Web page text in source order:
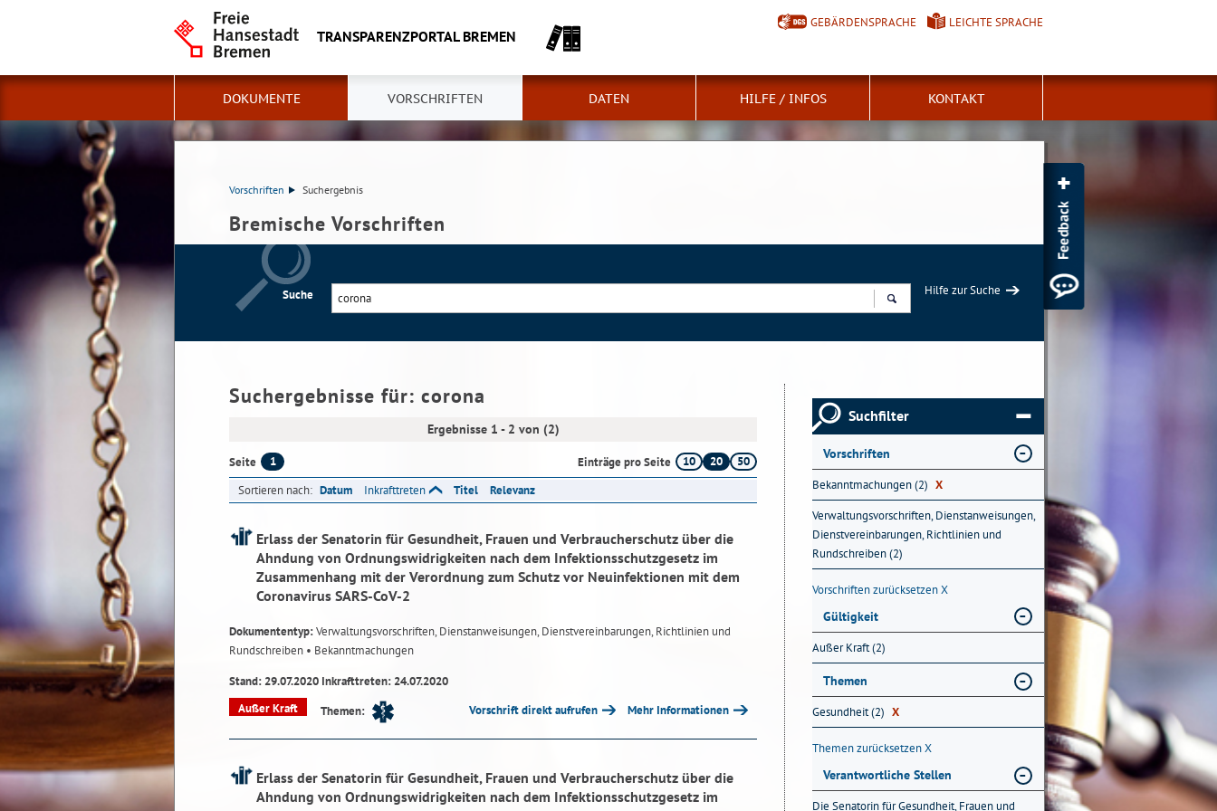
TRANSPARENZPORTAL BREMEN
GEBÄRDENSPRACHE LEICHTE SPRACHE
DOKUMENTE VORSCHRIFTEN DATEN HILFE / INFOS KONTAKT
Vorschriften Suchergebnis
Bremische Vorschriften
Suche
Hilfe zur Suche
Suchergebnisse für: corona
Ergebnisse 1 - 2 von (2)
Seite 1 Einträge pro Seite 10 20
50
Sortieren nach: Datum Inkrafttreten Titel Relevanz
Erlass der Senatorin für Gesundheit, Frauen und Verbraucherschutz über die
Ahndung von Ordnungswidrigkeiten nach dem Infektionsschutzgesetz im
Zusammenhang mit der Verordnung zum Schutz vor Neuinfektionen mit dem
Coronavirus SARS-CoV-2
Dokumententyp:Verwaltungsvorschriften, Dienstanweisungen, Dienstvereinbarungen, Richtlinien und
Rundschreiben • Bekanntmachungen
Stand: 29.07.2020 Inkrafttreten: 24.07.2020
Außer Kraft
Themen: Vorschrift direkt aufrufen Mehr Informationen
Erlass der Senatorin für Gesundheit, Frauen und Verbraucherschutz über die
Ahndung von Ordnungswidrigkeiten nach dem Infektionsschutzgesetz im
Suchfilter
Vorschriften
Bekanntmachungen (2) X
Verwaltungsvorschriften, Dienstanweisungen,
Dienstvereinbarungen, Richtlinien und
Rundschreiben (2)
Vorschriften zurücksetzenX
Gültigkeit
Außer Kraft (2)
Themen
Gesundheit (2) X
Themen zurücksetzenX
Verantwortliche Stellen
Die Senatorin für Gesundheit, Frauen und